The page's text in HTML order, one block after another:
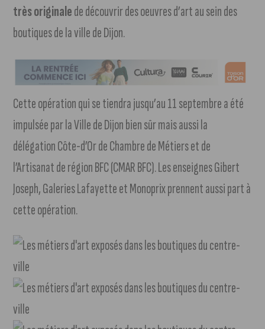
très originalede découvrir des oeuvres d’art au sein des
boutiques de la ville de Dijon.
Cette opération qui se tiendra jusqu’au 11 septembre a été
impulsée par la Ville de Dijon bien sûr mais aussi la
délégation Côte-d’Or de Chambre de Métiers et de
l’Artisanat de région BFC (CMAR BFC). Les enseignes Gibert
Joseph, Galeries Lafayette et Monoprix prennent aussi part à
cette opération.